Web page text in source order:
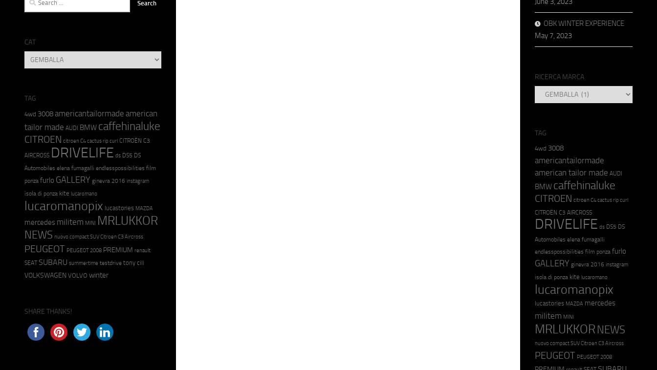
for:
CAT
CAT
TAG
4wd 3008americantailormade american
tailor made AUDI BMW caffehinaluke
CITROEN citroen C4 cactus rip curl CITROËN C3
AIRCROSS DRIVELIFE ds DS5 DS
Automobiles elena fumagalli endlesspossibilities film
ponza furlo GALLERY ginevra 2016 instagram
isola di ponza kite lucaromano
lucaromanopix lucastories MAZDA
mercedes militem MINI MRLUKKOR
NEWS nuovo compact SUV Citroen C3 Aircross
PEUGEOT PEUGEOT 2008 PREMIUM renault
SEAT SUBARU summertime testdrive tony cili
VOLKSWAGEN VOLVO winter
SHARE THANKS!
OBK WINTER EXPERIENCE
May 7, 2023
RICERCA MARCA
RICERCA
MARCA
TAG
4wd 3008
americantailormade
american tailor made AUDI
BMW caffehinaluke
CITROEN citroen C4 cactus rip curl
CITROËN C3 AIRCROSS
DRIVELIFE ds DS5 DS
Automobiles elena fumagalli
endlesspossibilities film ponza furlo
GALLERY ginevra 2016 instagram
isola di ponza kite lucaromano
lucaromanopix
lucastories MAZDA mercedes
militem MINI
MRLUKKOR NEWS
nuovo compact SUV Citroen C3 Aircross
PEUGEOT PEUGEOT 2008